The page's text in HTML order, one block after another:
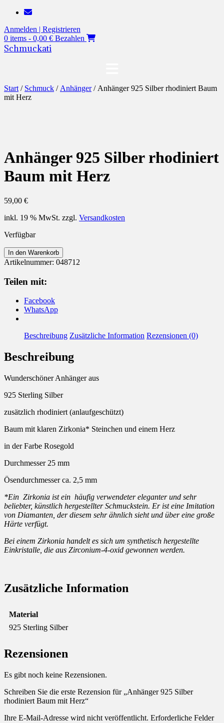
Zum
springen
Anmelden | Registrieren
0 items - 0,00 € Bezahlen
Schmuckati
Start / Schmuck / Anhänger/ Anhänger 925 Silber rhodiniert Baum
mit Herz
Anhänger 925 Silber rhodiniert
Baum mit Herz
59,00 €
inkl. 19 % MwSt. zzgl. Versandkosten
Verfügbar
Anhänger
925
rhodiniert
Baum
Herz
Menge
In den Warenkorb
Artikelnummer: 048712
Teilen mit:
Facebook
WhatsApp
Beschreibung Zusätzliche Information Rezensionen (0)
Beschreibung
Wunderschöner Anhänger aus
925 Sterling Silber
zusätzlich rhodiniert (anlaufgeschützt)
Baum mit klaren Zirkonia* Steinchen und einem Herz
in der Farbe Rosegold
Durchmesser 25 mm
Ösendurchmesser ca. 2,5 mm
*Ein Zirkonia ist ein häufig verwendeter eleganter und sehr
beliebter, künstlich hergestellter Schmuckstein. Er ist eine Imitation
von Diamanten, der diesem sehr ähnlich sieht und über eine große
Härte verfügt.
Bei einem Zirkonia handelt es sich um synthetisch hergestellte
Einkristalle, die aus Zirconium-4-oxid gewonnen werden.
Zusätzliche Information
Material
925 Sterling Silber
Rezensionen
Es gibt noch keine Rezensionen.
Schreiben Sie die erste Rezension für „Anhänger 925 Silber
rhodiniert Baum mit Herz“
Ihre E-Mail-Adresse wird nicht veröffentlicht. Erforderliche Felder